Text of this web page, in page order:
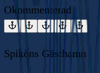
Okommenterad
Spiköns Gästhamn